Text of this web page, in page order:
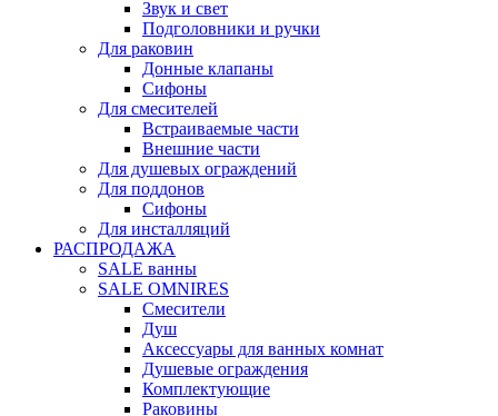
Звук и свет
Подголовники и ручки
Для раковин
Донные клапаны
Сифоны
Для смесителей
Встраиваемые части
Внешние части
Для душевых ограждений
Для поддонов
Сифоны
Для инсталляций
РАСПРОДАЖА
SALE ванны
SALE OMNIRES
Смесители
Душ
Аксессуары для ванных комнат
Душевые ограждения
Комплектующие
Раковины